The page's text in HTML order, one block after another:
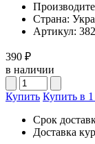
Страна:
Артикул:
390 ₽
в наличии
Купить Купить в
Срок
Доставка